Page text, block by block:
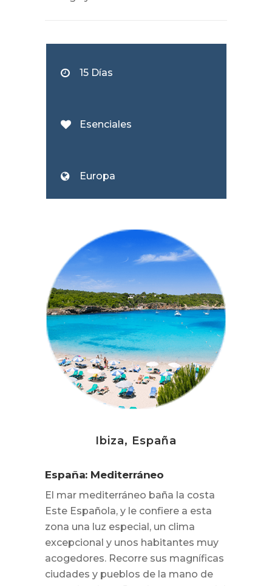
15 Días
Esenciales
Europa
Ibiza, España
España: Mediterráneo
El mar mediterráneo baña la costa
Este Española, y le confiere a esta
zona una luz especial, un clima
excepcional y unos habitantes muy
acogedores. Recorre sus magníficas
ciudades y pueblos de la mano de